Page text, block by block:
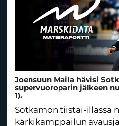
Joensuun Maila hävisi
supervuoroparin jälkeen
1).
Sotkamon tiistai-illassa
kärkikamppailun